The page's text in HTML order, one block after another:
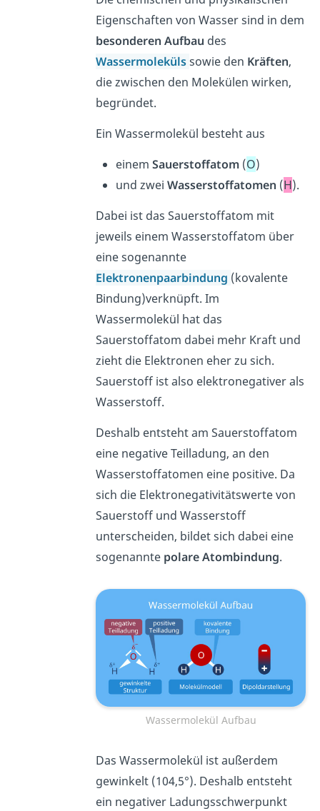
Eigenschaften von Wasser sind in dem
besonderen Aufbau des
Wassermolekülssowie den Kräften,
die zwischen den Molekülen wirken,
begründet.
Ein Wassermolekül besteht aus
einemSauerstoffatom (O)
und zweiWasserstoffatomen (H).
Dabei ist das Sauerstoffatom mit
jeweils einem Wasserstoffatom über
eine sogenannte
Elektronenpaarbindung (kovalente
Bindung)verknüpft. Im
Wassermolekül hat das
Sauerstoffatom dabei mehr Kraft und
zieht die Elektronen eher zu sich.
Sauerstoff ist also elektronegativer als
Wasserstoff.
Deshalb entsteht am Sauerstoffatom
eine negative Teilladung, an den
Wasserstoffatomen eine positive. Da
sich die Elektronegativitätswerte von
Sauerstoff und Wasserstoff
unterscheiden, bildet sich dabei eine
sogenannte polare Atombindung.
Wassermolekül Aufbau
Das Wassermolekül ist außerdem
gewinkelt (104,5°). Deshalb entsteht
ein negativer Ladungsschwerpunkt